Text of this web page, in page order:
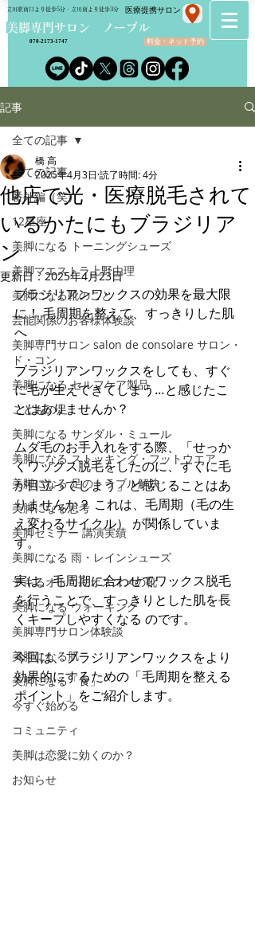
​美脚専門サロン ノーブル
立川駅南口より徒歩5分・立川南より徒歩3分
料金・ネット予約
070-2173-1747
​医療提携サロン
記事
全ての記事
番外編（笑）
12星座
美脚になる トーニングシューズ
美脚マエストラ上野由理
美脚になる靴のこと
芸能関係のお客様体験談
美脚専門サロン salon de consolare サロン・
ド・コン
美脚になる セルフケア製品
こどもの足
美脚になる サンダル・ミュール
美脚になる ストッキング・フットウエア
美脚になる 足のトラブル解決
美脚になる思考
美脚セミナー 講演実績
美脚になる 雨・レインシューズ
デキるオトコにオススメの靴
美脚になる ウォーキング
美脚専門サロン体験談
美脚になる肌
美脚になる「食」
今すぐ始める
コミュニティ
美脚は恋愛に効くのか？
お知らせ
全ての記事
他店で光・医療脱毛されて
いるかたにもブラジリア
ン
橋 高
2025年4月3日 読了時間: 4分
更新日：2025年4月23日
ブラジリアンワックスの効果を最大限
に！ 毛周期を整えて、すっきりした肌
へ
ブラジリアンワックスをしても、すぐ
に毛が生えてきてしまう…と感じたこ
とはありませんか？
ムダ毛のお手入れをする際、「せっか
くワックス脱毛をしたのに、すぐに毛
が目立ってしまう」と感じることはあ
りませんか？ これは、毛周期（毛の生
え変わるサイクル） が関係していま
す。
実は、毛周期に合わせてワックス脱毛
を行うことで、すっきりとした肌を長
くキープしやすくなる のです。
今回は、ブラジリアンワックスをより
効果的にするための「毛周期を整える
ポイント」をご紹介します。